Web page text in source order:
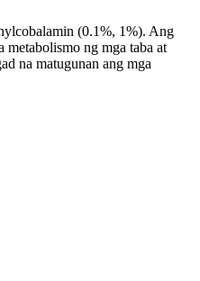
(0.1%, 1%). Ang
metabolismo ng mga taba at
na matugunan ang mga